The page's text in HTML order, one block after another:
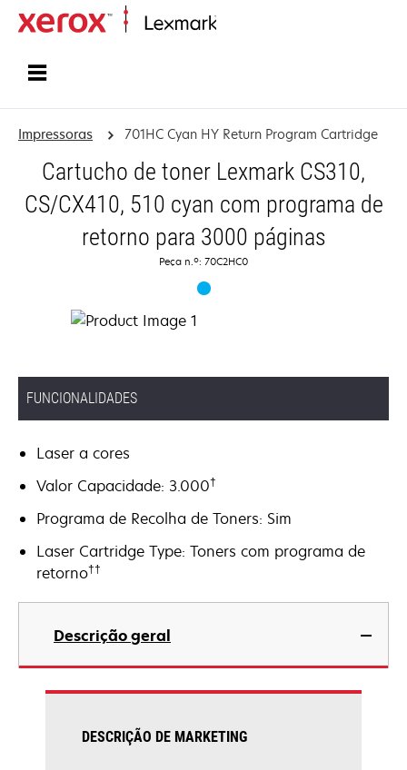
Impressoras 701HC Cyan HY Return Program Cartridge
Cartucho de toner Lexmark CS310,
CS/CX410, 510 cyan com programa de
retorno para 3000 páginas
Peça n.º: 70C2HC0
FUNCIONALIDADES
Laser a cores
Valor Capacidade: 3.000†
Programa de Recolha de Toners: Sim
Laser Cartridge Type: Toners com programa de
retorno††
Descrição geral
DESCRIÇÃO DE MARKETING